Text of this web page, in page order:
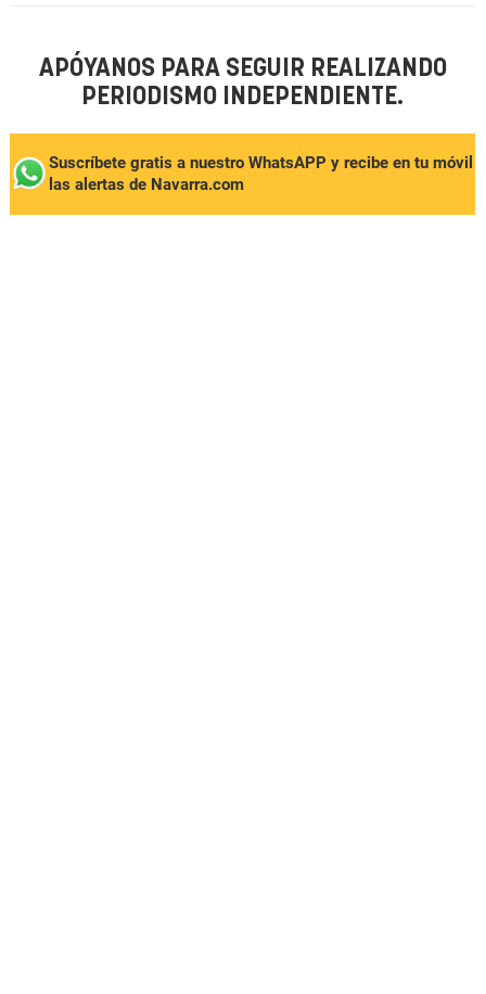
APÓYANOS PARA SEGUIR REALIZANDO
PERIODISMO INDEPENDIENTE.
Suscríbete gratis a nuestro WhatsAPP y recibe en tu móvil
las alertas de Navarra.com